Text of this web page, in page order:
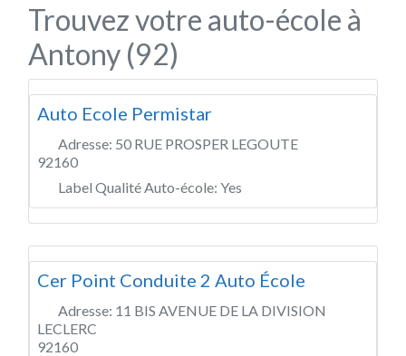
Trouvez votre auto-école à
Antony (92)
Auto Ecole Permistar
Adresse: 50 RUE PROSPER LEGOUTE
92160
Label Qualité Auto-école: Yes
Cer Point Conduite 2 Auto École
Adresse: 11 BIS AVENUE DE LA DIVISION
LECLERC
92160